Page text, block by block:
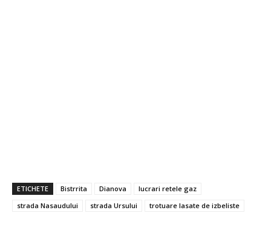
ETICHETE Bistrrita Dianova
lucrari retele gaz
strada Nasaudului
strada Ursului trotuare lasate de izbeliste